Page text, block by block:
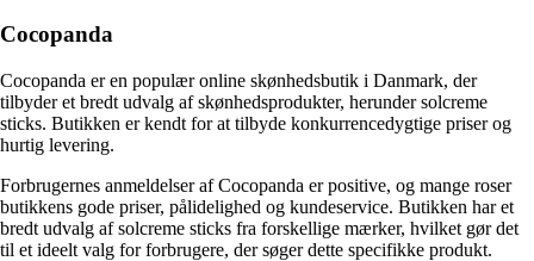
Cocopanda
Cocopanda er en populær online skønhedsbutik i Danmark, der
tilbyder et bredt udvalg af skønhedsprodukter, herunder solcreme
sticks. Butikken er kendt for at tilbyde konkurrencedygtige priser og
hurtig levering.
Forbrugernes anmeldelser af Cocopanda er positive, og mange roser
butikkens gode priser, pålidelighed og kundeservice. Butikken har et
bredt udvalg af solcreme sticks fra forskellige mærker, hvilket gør det
til et ideelt valg for forbrugere, der søger dette specifikke produkt.